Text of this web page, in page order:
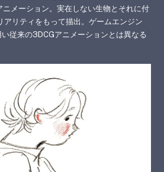
メーション。実在しない生物とそれに付
アリティをもって描出。ゲームエンジン
従来の3DCGアニメーションとは異なる